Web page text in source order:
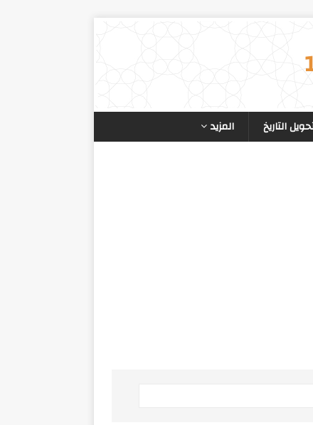
التاريخ المزيد